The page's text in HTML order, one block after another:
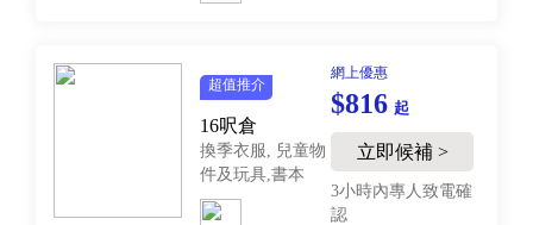
超值推介
16呎倉
換季衣服, 兒童物
件及玩具,書本
網上優惠
$816 起
立即候補 >
3小時內專人致電確
認